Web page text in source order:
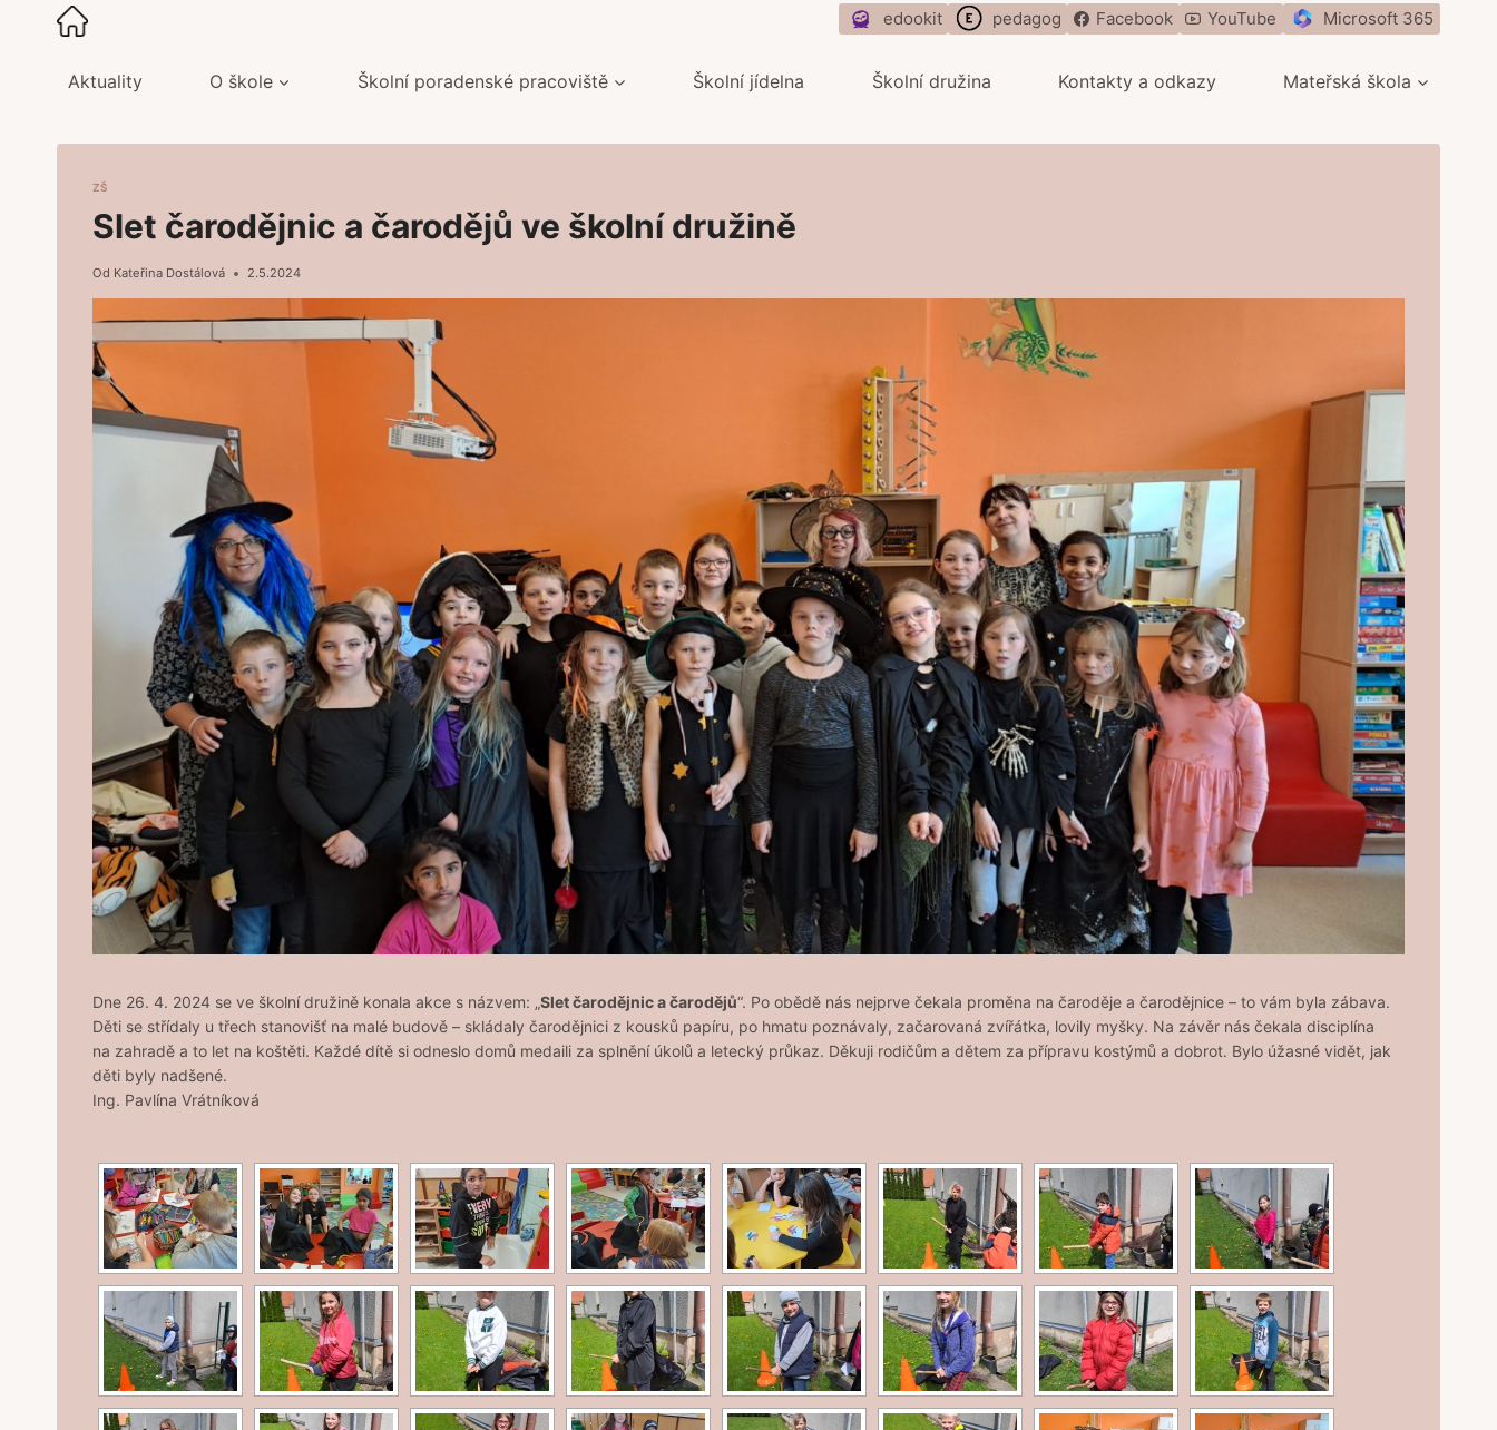
Přeskočit
edookit pedagog Facebook YouTube Microsoft 365
Aktuality O škole Školní poradenské pracoviště Školní jídelna Školní družina Kontakty a odkazy Mateřská škola
ZŠ
Slet čarodějnic a čarodějů ve školní družině
Od Kateřina Dostálová 2.5.2024
Dne 26. 4. 2024 se ve školní družině konala akce s názvem: „Slet čarodějnic a čarodějů“. Po obědě nás nejprve čekala proměna na čaroděje a čarodějnice – to vám byla zábava.
Děti se střídaly u třech stanovišť na malé budově – skládaly čarodějnici z kousků papíru, po hmatu poznávaly, začarovaná zvířátka, lovily myšky. Na závěr nás čekala disciplína
na zahradě a to let na koštěti. Každé dítě si odneslo domů medaili za splnění úkolů a letecký průkaz. Děkuji rodičům a dětem za přípravu kostýmů a dobrot. Bylo úžasné vidět, jak
děti byly nadšené.
Ing. Pavlína Vrátníková